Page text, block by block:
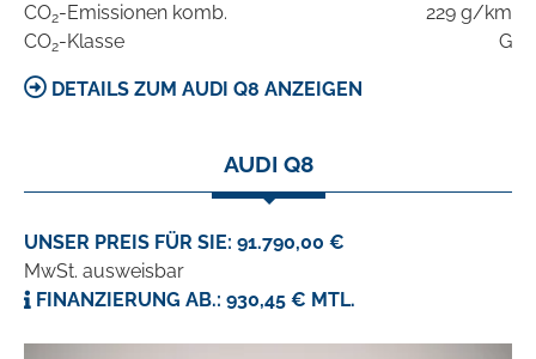
CO2-Emissionen komb.
229 g/km
CO2-Klasse G
DETAILS ZUM AUDI Q8 ANZEIGEN
AUDI Q8
UNSER PREIS FÜR SIE: 91.790,00 €
MwSt. ausweisbar
FINANZIERUNG AB.: 930,45 € MTL.